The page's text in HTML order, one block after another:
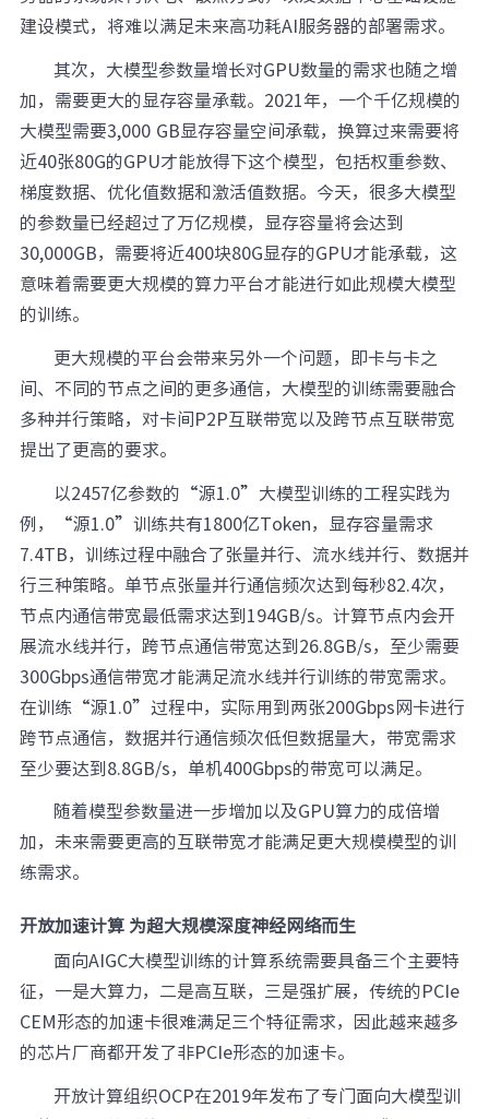
建设模式，将难以满足未来高功耗AI服务器的部署需求。
其次，大模型参数量增长对GPU数量的需求也随之增
加，需要更大的显存容量承载。2021年，一个千亿规模的
大模型需要3,000 GB显存容量空间承载，换算过来需要将
近40张80G的GPU才能放得下这个模型，包括权重参数、
梯度数据、优化值数据和激活值数据。今天，很多大模型
的参数量已经超过了万亿规模，显存容量将会达到
30,000GB，需要将近400块80G显存的GPU才能承载，这
意味着需要更大规模的算力平台才能进行如此规模大模型
的训练。
更大规模的平台会带来另外一个问题，即卡与卡之
间、不同的节点之间的更多通信，大模型的训练需要融合
多种并行策略，对卡间P2P互联带宽以及跨节点互联带宽
提出了更高的要求。
以2457亿参数的“源1.0”大模型训练的工程实践为
例，“源1.0”训练共有1800亿Token，显存容量需求
7.4TB，训练过程中融合了张量并行、流水线并行、数据并
行三种策略。单节点张量并行通信频次达到每秒82.4次，
节点内通信带宽最低需求达到194GB/s。计算节点内会开
展流水线并行，跨节点通信带宽达到26.8GB/s，至少需要
300Gbps通信带宽才能满足流水线并行训练的带宽需求。
在训练“源1.0”过程中，实际用到两张200Gbps网卡进行
跨节点通信，数据并行通信频次低但数据量大，带宽需求
至少要达到8.8GB/s，单机400Gbps的带宽可以满足。
随着模型参数量进一步增加以及GPU算力的成倍增
加，未来需要更高的互联带宽才能满足更大规模模型的训
练需求。
开放加速计算 为超大规模深度神经网络而生
面向AIGC大模型训练的计算系统需要具备三个主要特
征，一是大算力，二是高互联，三是强扩展，传统的PCIe
CEM形态的加速卡很难满足三个特征需求，因此越来越多
的芯片厂商都开发了非PCIe形态的加速卡。
开放计算组织OCP在2019年发布了专门面向大模型训